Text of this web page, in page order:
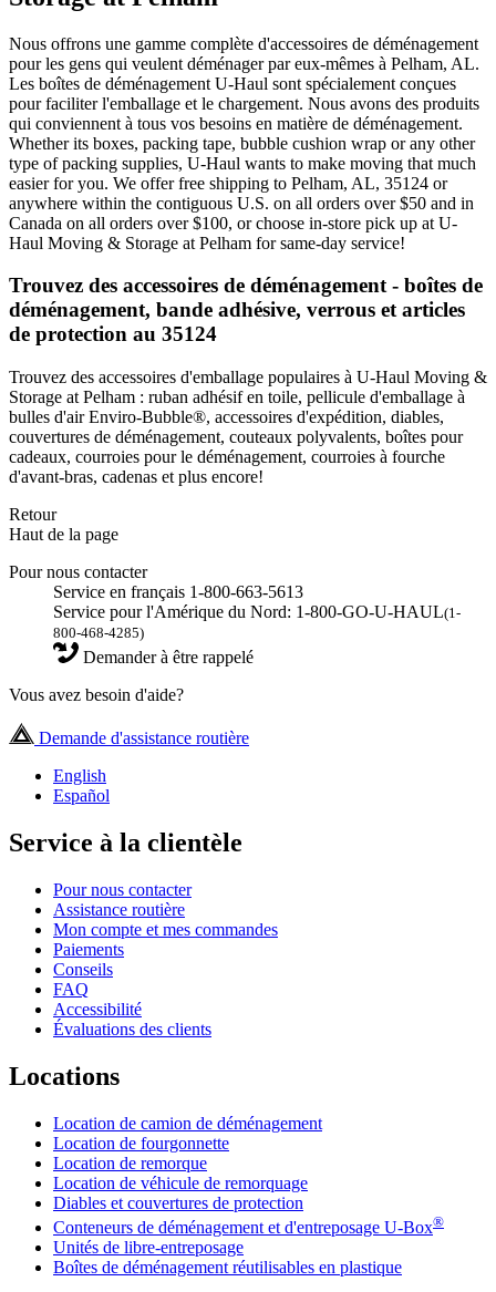
Nous offrons une gamme complète d'accessoires de déménagement
pour les gens qui veulent déménager par eux-mêmes à Pelham, AL.
Les boîtes de déménagement U-Haul sont spécialement conçues
pour faciliter l'emballage et le chargement. Nous avons des produits
qui conviennent à tous vos besoins en matière de déménagement.
Whether its boxes, packing tape, bubble cushion wrap or any other
type of packing supplies, U-Haul wants to make moving that much
easier for you. We offer free shipping to Pelham, AL, 35124 or
anywhere within the contiguous U.S. on all orders over $50 and in
Canada on all orders over $100, or choose in-store pick up at U-
Haul Moving & Storage at Pelham for same-day service!
Trouvez des accessoires de déménagement - boîtes de
déménagement, bande adhésive, verrous et articles
de protection au 35124
Trouvez des accessoires d'emballage populaires à U-Haul Moving &
Storage at Pelham : ruban adhésif en toile, pellicule d'emballage à
bulles d'air Enviro-Bubble®, accessoires d'expédition, diables,
couvertures de déménagement, couteaux polyvalents, boîtes pour
cadeaux, courroies pour le déménagement, courroies à fourche
d'avant-bras, cadenas et plus encore!
Retour
Haut de la page
Pour nous contacter
Service en français 1-800-663-5613
Service pour l'Amérique du Nord: 1-800-GO-U-HAUL(1-
800-468-4285)
Demander à être rappelé
Vous avez besoin d'aide?
Demande d'assistance routière
English
Español
Service à la clientèle
Pour nous contacter
Assistance routière
Mon compte et mes commandes
Paiements
Conseils
FAQ
Accessibilité
Évaluations des clients
Locations
Location de camion de déménagement
Location de fourgonnette
Location de remorque
Location de véhicule de remorquage
Diables et couvertures de protection
Conteneurs de déménagement et d'entreposage U-Box®
Unités de libre-entreposage
Boîtes de déménagement réutilisables en plastique